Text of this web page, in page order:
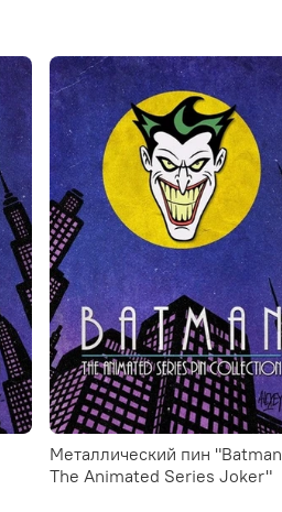
Металлический пин "Batman
The Animated Series Joker"